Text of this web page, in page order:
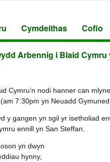
Cymdeithas Cofio
Arbennig i Blaid Cymru
Cymru’n nodi hanner can
7:30pm yn Neuadd
y gangen yn sgil yr isetholiad
ennill yn San Steffan.
yn dwyn
hynny,